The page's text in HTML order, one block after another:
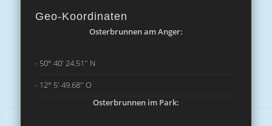
Geo-Koordinaten
Osterbrunnen am Anger:
- 50° 40' 24.51'' N
- 12° 5' 49.68'' O
Osterbrunnen im Park: